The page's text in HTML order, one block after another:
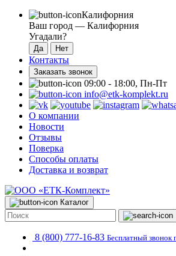
Калифорния
Ваш город — Калифорния
Угадали?
Контакты
Заказать звонок
09:00 - 18:00, Пн-Пт
info@etk-komplekt.ru
О компании
Новости
Отзывы
Поверка
Способы оплаты
Доставка и возврат
Каталог
8 (800) 777-16-83 Бесплатный звонок